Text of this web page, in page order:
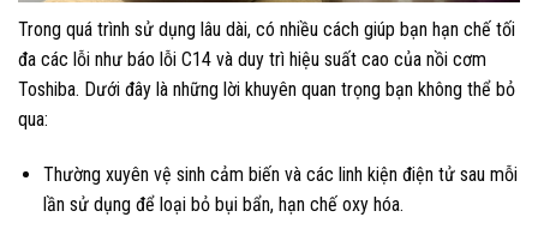
Trong quá trình sử dụng lâu dài, có nhiều cách giúp bạn hạn chế tối
đa các lỗi như báo lỗi C14 và duy trì hiệu suất cao của nồi cơm
Toshiba. Dưới đây là những lời khuyên quan trọng bạn không thể bỏ
qua:
Thường xuyên vệ sinh cảm biến và các linh kiện điện tử sau mỗi
lần sử dụng để loại bỏ bụi bẩn, hạn chế oxy hóa.